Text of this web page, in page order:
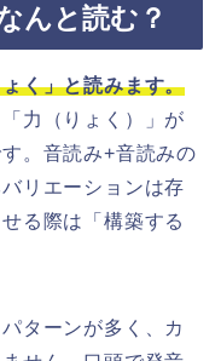
んと読む？
く」と読みます。
力（りょく）」が
。音読み+音読みの
リエーションは存
る際は「構築する
ターンが多く、カ